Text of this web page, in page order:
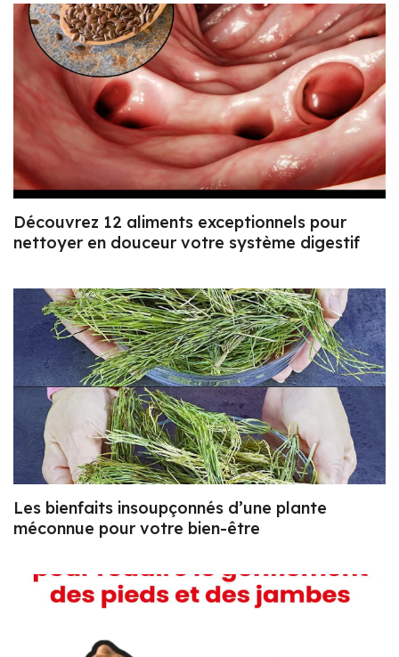
Découvrez 12 aliments exceptionnels pour
nettoyer en douceur votre système digestif
Les bienfaits insoupçonnés d’une plante
méconnue pour votre bien-être